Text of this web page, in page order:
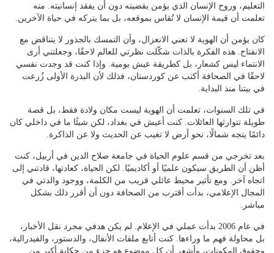
التعليم، وروح الإنسان الذي يؤمن بقضيته دون أن يفقد إنسانيته. منه
تعلمت أن قيمة الإنسان لا تُقاس بموقعه، بل بما يتركه في حياة الآخرين.
كان يؤمن أن الهوية لا تعني الانعزال، وأن التمسك بالجذور لا يتناقض مع
الانفتاح. هذه الفكرة بالذات شكّلت نظرتي للعالم لاحقًا، وجعلتني أرى
الانتماء ليس كشعار، بل كطريقة عيش يومية. وإذا كنت قد وجدت نفسي
لاحقًا في الصحافة أكتب عن كوردستان، فذلك لأن البذرة الأولى زُرعت
في بيتنا منذ البداية.
في تلك السنوات، تعلمت أن الهوية ليست مكان ولادة فقط، بل قصة
طويلة تتوارثها العائلات. كنت أعيش في بغداد، لكن شيئًا ما في داخلي كان
دائمًا يتجه شمالًا، نحو أرض لا تغيب عن الحديث ولا عن الذاكرة.
بعد تخرجي من قسم علوم الحياة في جامعة صلاح الدين في أربيل، كنت
أظن أن الطريق سيكون علميًا أو أكاديميًا. لكن الحياة، كعادتها، قادتني إلى
اتجاه آخر. ومع تأثير محيط عائلي قريب من الكلمة، ووجود والدتي في
المجال الإعلامي، بدأت أقترب من الصحافة دون أن أقرر ذلك بشكل
مباشر.
في عام 2006 بدأت عملي في الإعلام. لم يكن هدفي مجرد نقل الأخبار،
بل محاولة فهم ما وراءها. كنت أتابع ملفات الأنفال، والدستور، والفيدرالية،
وحقوق المكونات، وأشعر أن كل موضوع هو جزء من حكاية أكبر من